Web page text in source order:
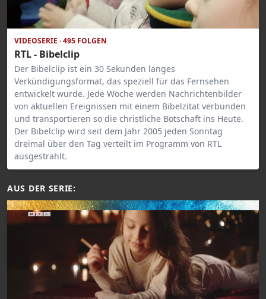
VIDEOSERIE · 495 FOLGEN
RTL - Bibelclip
Der Bibelclip ist ein 30 Sekunden langes
Verkündigungsformat, das speziell für das Fernsehen
entwickelt wurde. Jede Woche werden Nachrichtenbilder
von aktuellen Ereignissen mit einem Bibelzitat verbunden
und transportieren so die christliche Botschaft ins Heute.
Der Bibelclip wird seit dem Jahr 2005 jeden Sonntag
dreimal über den Tag verteilt im Programm von RTL
ausgestrahlt.
AUS DER SERIE: